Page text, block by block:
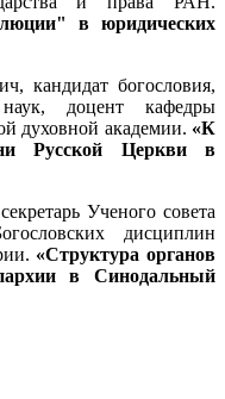
в юридических
кандидат богословия,
доцент кафедры
духовной академии. «К
Русской Церкви в
Ученого совета
дисциплин
«Структура органов
в Синодальный